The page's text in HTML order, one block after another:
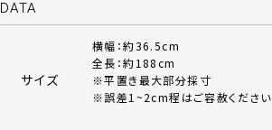
DATA
サイズ
横幅：約36.5cm
全長：約188cm
※平置き最大部分採寸
※誤差1~2cm程はご容赦ください